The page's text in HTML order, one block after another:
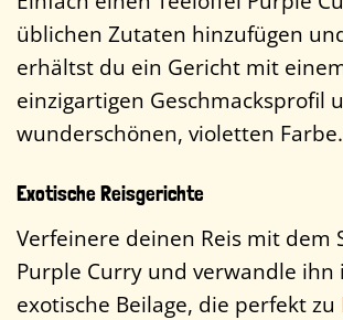
üblichen Zutaten hinzufügen
erhältst du ein Gericht mit
einzigartigen Geschmacksprofil
wunderschönen, violetten Farbe.
Exotische Reisgerichte
Verfeinere deinen Reis mit dem
Purple Curry und verwandle ihn
exotische Beilage, die perfekt zu